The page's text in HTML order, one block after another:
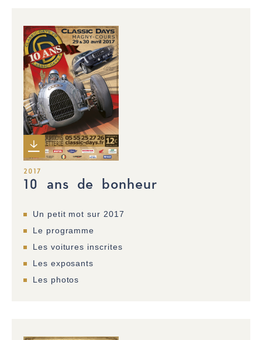
2017
10 ans de bonheur
Un petit mot sur 2017
Le programme
Les voitures inscrites
Les exposants
Les photos